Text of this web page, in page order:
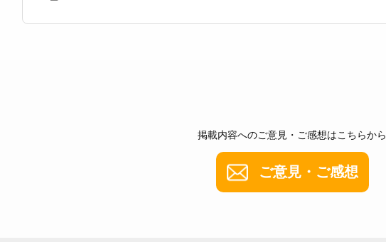
掲載内容へのご意見・ご感想はこちらから
ご意見・ご感想